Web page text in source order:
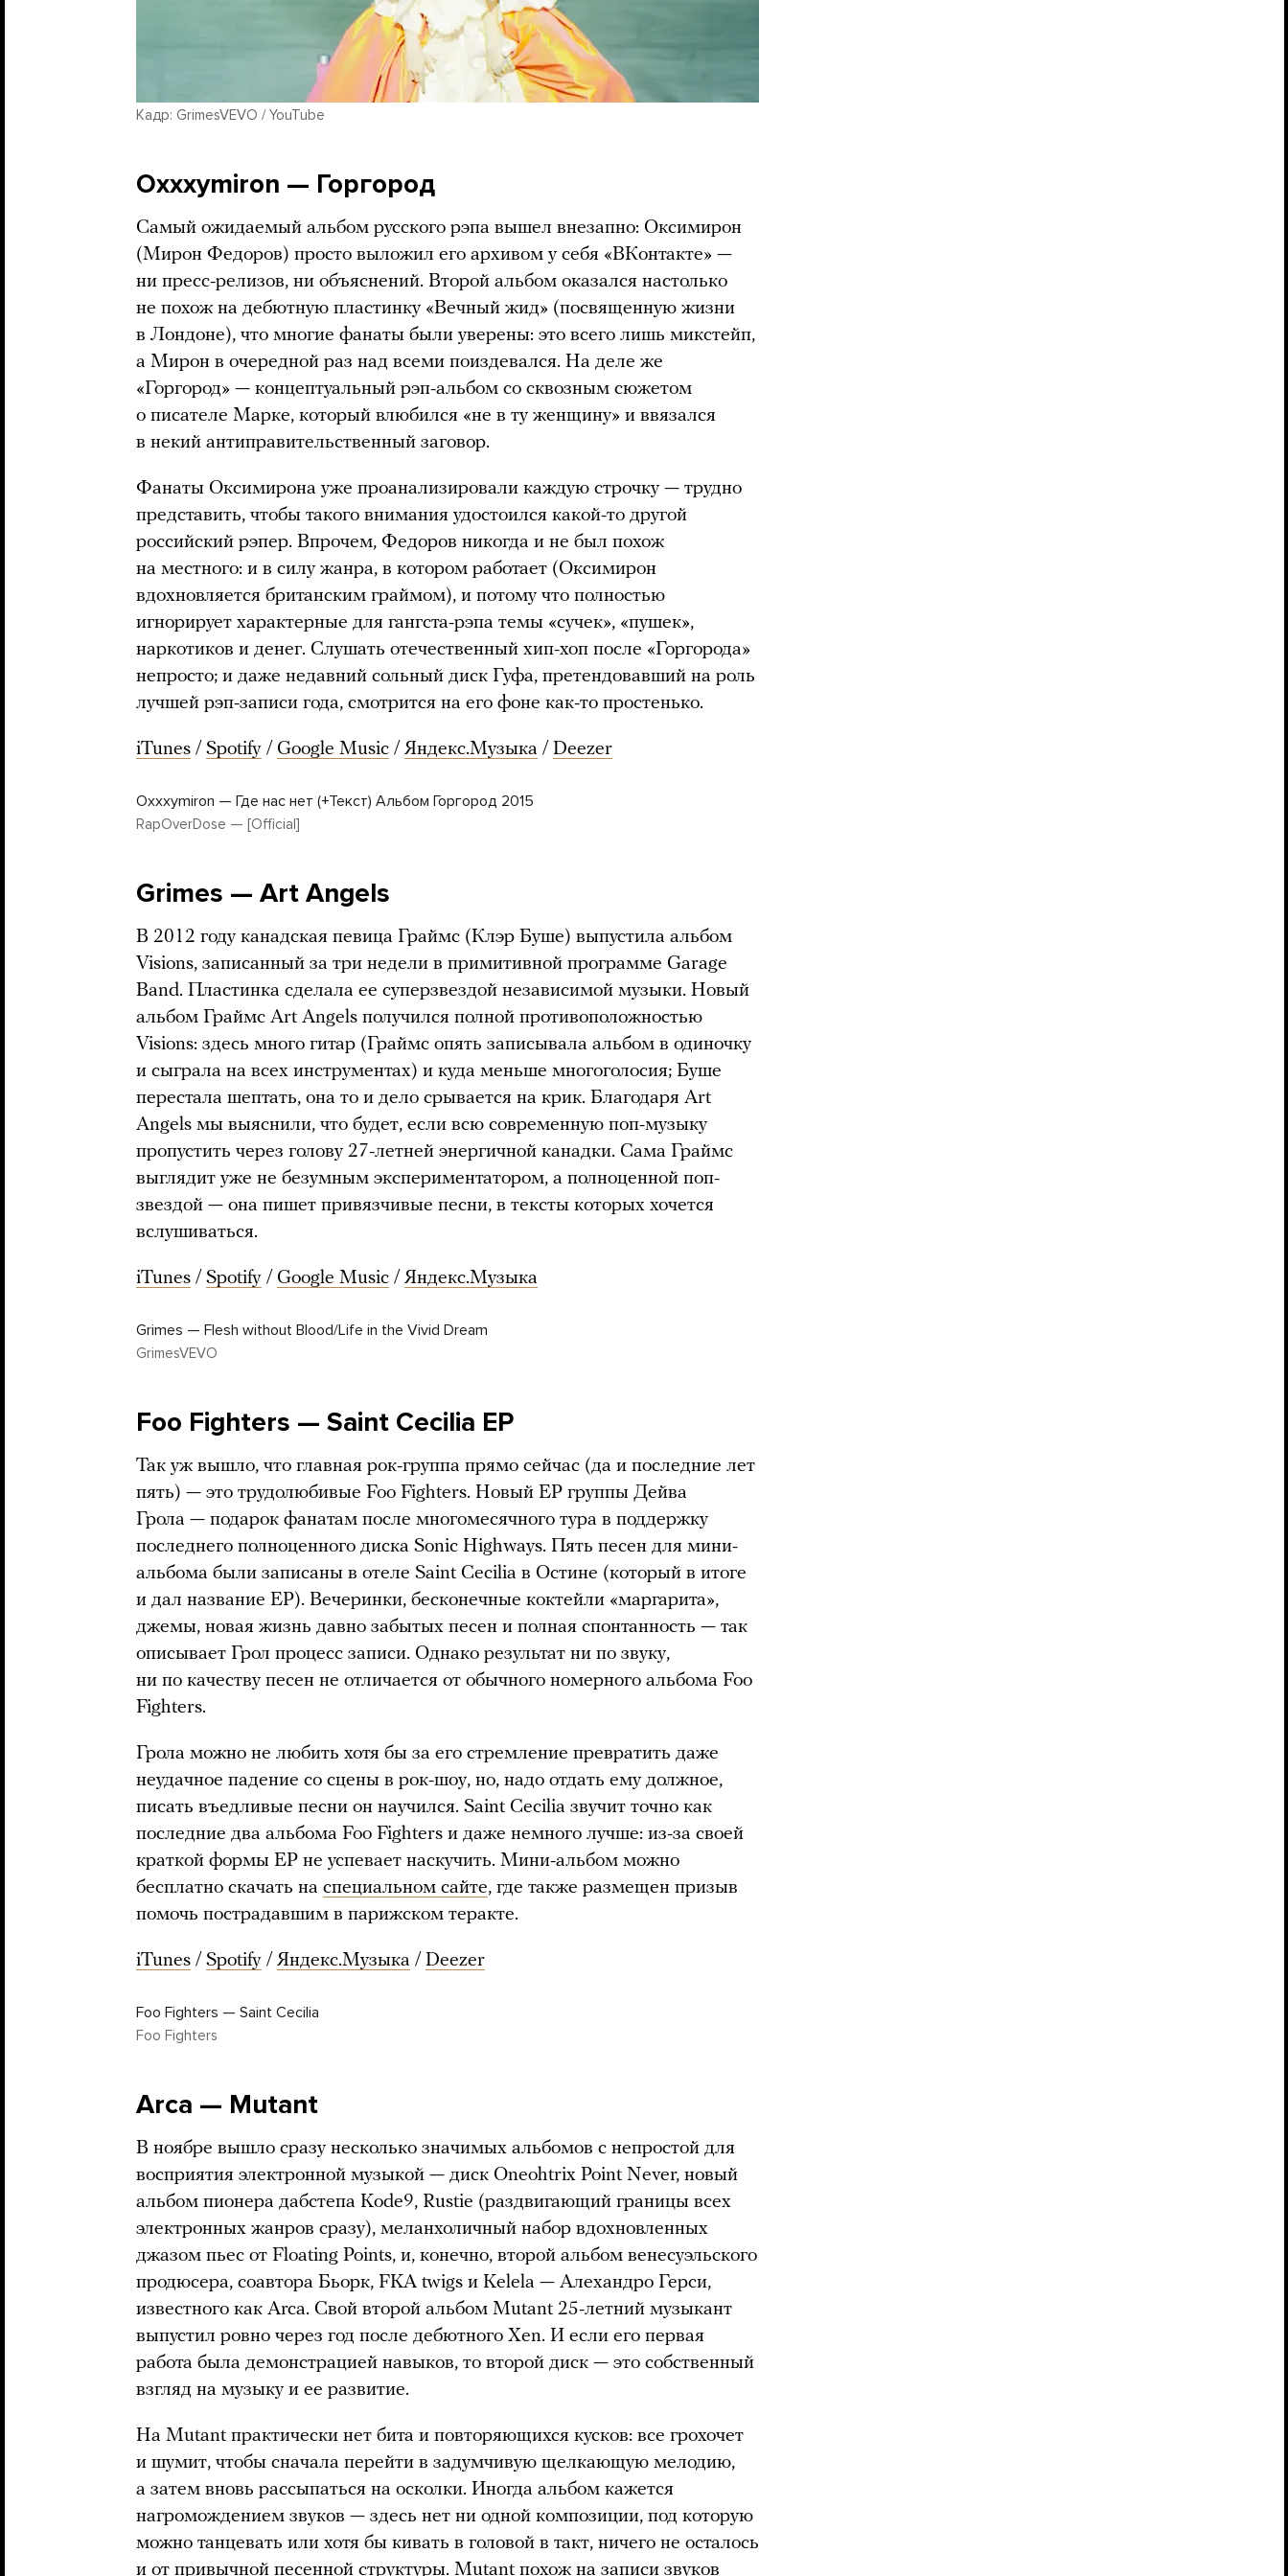
Кадр: GrimesVEVO / YouTube
Oxxxymiron — Горгород
Самый ожидаемый альбом русского рэпа вышел внезапно: Оксимирон
(Мирон Федоров) просто выложил его архивом у себя «ВКонтакте» —
ни пресс-релизов, ни объяснений. Второй альбом оказался настолько
не похож на дебютную пластинку «Вечный жид» (посвященную жизни
в Лондоне), что многие фанаты были уверены: это всего лишь микстейп,
а Мирон в очередной раз над всеми поиздевался. На деле же
«Горгород» — концептуальный рэп-альбом со сквозным сюжетом
о писателе Марке, который влюбился «не в ту женщину» и ввязался
в некий антиправительственный заговор.
Фанаты Оксимирона уже проанализировали каждую строчку — трудно
представить, чтобы такого внимания удостоился какой-то другой
российский рэпер. Впрочем, Федоров никогда и не был похож
на местного: и в силу жанра, в котором работает (Оксимирон
вдохновляется британским граймом), и потому что полностью
игнорирует характерные для гангста-рэпа темы «сучек», «пушек»,
наркотиков и денег. Слушать отечественный хип-хоп после «Горгорода»
непросто; и даже недавний сольный диск Гуфа, претендовавший на роль
лучшей рэп-записи года, смотрится на его фоне как-то простенько.
iTunes / Spotify / Google Music / Яндекс.Музыка / Deezer
Oxxxymiron — Где нас нет (+Текст) Альбом Горгород 2015
RapOverDose — [Official]
Grimes — Art Angels
В 2012 году канадская певица Граймс (Клэр Буше) выпустила альбом
Visions, записанный за три недели в примитивной программе Garage
Band. Пластинка сделала ее суперзвездой независимой музыки. Новый
альбом Граймс Art Angels получился полной противоположностью
Visions: здесь много гитар (Граймс опять записывала альбом в одиночку
и сыграла на всех инструментах) и куда меньше многоголосия; Буше
перестала шептать, она то и дело срывается на крик. Благодаря Art
Angels мы выяснили, что будет, если всю современную поп-музыку
пропустить через голову 27-летней энергичной канадки. Сама Граймс
выглядит уже не безумным экспериментатором, а полноценной поп-
звездой — она пишет привязчивые песни, в тексты которых хочется
вслушиваться.
iTunes / Spotify / Google Music / Яндекс.Музыка
Grimes — Flesh without Blood/Life in the Vivid Dream
GrimesVEVO
Foo Fighters — Saint Cecilia EP
Так уж вышло, что главная рок-группа прямо сейчас (да и последние лет
пять) — это трудолюбивые Foo Fighters. Новый EP группы Дейва
Грола — подарок фанатам после многомесячного тура в поддержку
последнего полноценного диска Sonic Highways. Пять песен для мини-
альбома были записаны в отеле Saint Cecilia в Остине (который в итоге
и дал название EP). Вечеринки, бесконечные коктейли «маргарита»,
джемы, новая жизнь давно забытых песен и полная спонтанность — так
описывает Грол процесс записи. Однако результат ни по звуку,
ни по качеству песен не отличается от обычного номерного альбома Foo
Fighters.
Грола можно не любить хотя бы за его стремление превратить даже
неудачное падение со сцены в рок-шоу, но, надо отдать ему должное,
писать въедливые песни он научился. Saint Cecilia звучит точно как
последние два альбома Foo Fighters и даже немного лучше: из-за своей
краткой формы EP не успевает наскучить. Мини-альбом можно
бесплатно скачать на специальном сайте, где также размещен призыв
помочь пострадавшим в парижском теракте.
iTunes / Spotify / Яндекс.Музыка / Deezer
Foo Fighters — Saint Cecilia
Foo Fighters
Arca — Mutant
В ноябре вышло сразу несколько значимых альбомов с непростой для
восприятия электронной музыкой — диск Oneohtrix Point Never, новый
альбом пионера дабстепа Kode9, Rustie (раздвигающий границы всех
электронных жанров сразу), меланхоличный набор вдохновленных
джазом пьес от Floating Points, и, конечно, второй альбом венесуэльского
продюсера, соавтора Бьорк, FKA twigs и Kelela — Алехандро Герси,
известного как Arca. Свой второй альбом Mutant 25-летний музыкант
выпустил ровно через год после дебютного Xen. И если его первая
работа была демонстрацией навыков, то второй диск — это собственный
взгляд на музыку и ее развитие.
На Mutant практически нет бита и повторяющихся кусков: все грохочет
и шумит, чтобы сначала перейти в задумчивую щелкающую мелодию,
а затем вновь рассыпаться на осколки. Иногда альбом кажется
нагромождением звуков — здесь нет ни одной композиции, под которую
можно танцевать или хотя бы кивать в головой в такт, ничего не осталось
и от привычной песенной структуры. Mutant похож на записи звуков